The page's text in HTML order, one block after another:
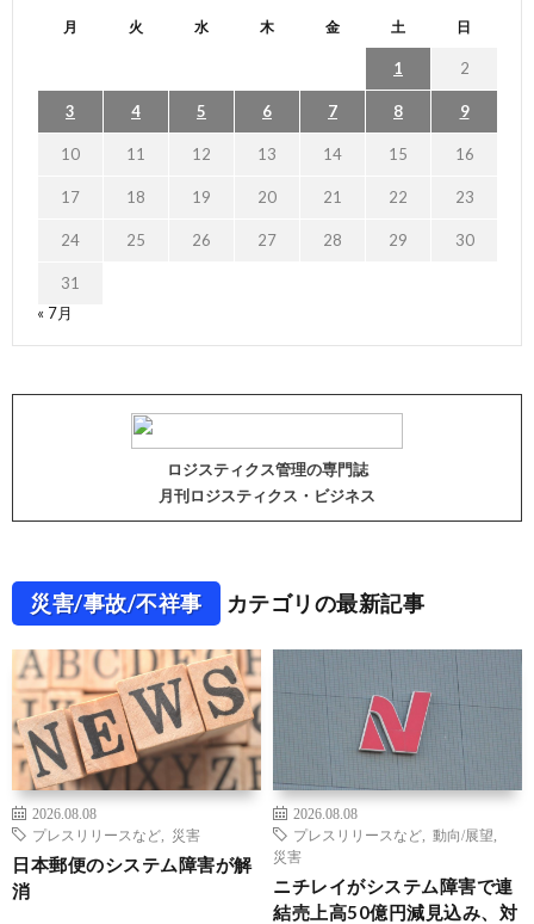
月 火 水 木 金 土 日
1 2
3 4 5 6 7 8 9
10 11 12 13 14 15 16
17 18 19 20 21 22 23
24 25 26 27 28 29 30
31
« 7月
ロジスティクス管理の専門誌
月刊ロジスティクス・ビジネス
災害/事故/不祥事 カテゴリの最新記事
2026.08.08
プレスリリースなど
災害
日本郵便のシステム障害が解
消
2026.08.08
プレスリリースなど
動向/展望
災害
ニチレイがシステム障害で連
結売上高50億円減見込み、対